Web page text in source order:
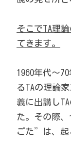
そこでTA理
てきます。
1960年代～70
るTAの理論
義に出講し
た。その際
ごた”は、起